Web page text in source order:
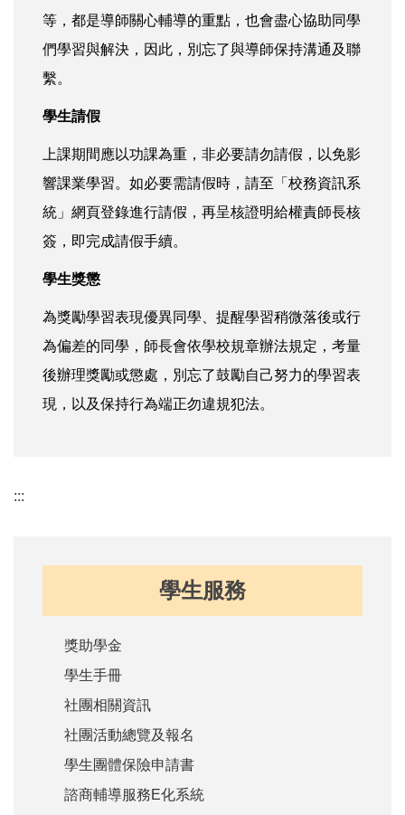
等，都是導師關心輔導的重點，也會盡心協助同學
們學習與解決，因此，別忘了與導師保持溝通及聯
繫。
學生請假
上課期間應以功課為重，非必要請勿請假，以免影
響課業學習。如必要需請假時，請至「校務資訊系
統」網頁登錄進行請假，再呈核證明給權責師長核
簽，即完成請假手續。
學生獎懲
為獎勵學習表現優異同學、提醒學習稍微落後或行
為偏差的同學，師長會依學校規章辦法規定，考量
後辦理獎勵或懲處，別忘了鼓勵自己努力的學習表
現，以及保持行為端正勿違規犯法。
:::
學生服務
獎助學金
學生手冊
社團相關資訊
社團活動總覽及報名
學生團體保險申請書
諮商輔導服務E化系統